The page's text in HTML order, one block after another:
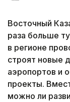
Восточный
раза больше
в регионе
строят новые
аэропортов и
проекты.
можно ли